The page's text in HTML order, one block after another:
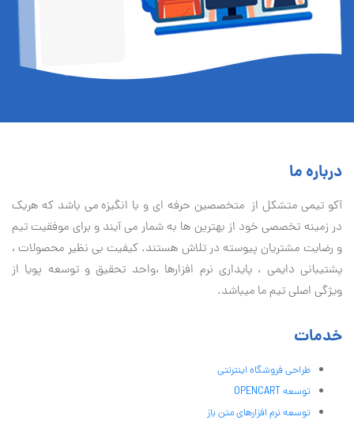
درباره ما
آكو تيمی متشکل از متخصصین حرفه ای و با انگیزه می باشد که هریک
در زمینه تخصصی خود از بهترین ها به شمار می آیند و برای موفقیت تيم
و رضایت مشتریان پیوسته در تلاش هستند. کیفیت بی نظير محصولات ،
پشتیبانی دايمی ، پایداری نرم افزارها ،واحد تحقیق و توسعه پویا از
ویژگی اصلی تیم ما میباشد.
خدمات
طراحی فروشگاه اینترنتی
توسعه OPENCART
توسعه نرم افزارهای متن باز